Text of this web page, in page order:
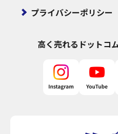
プライバシーポリシー
高く売れるドットコ